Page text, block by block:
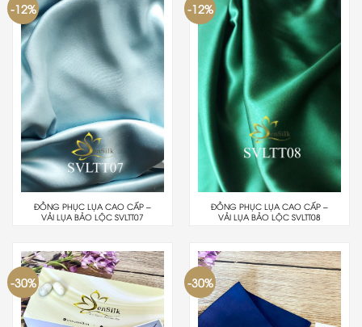
-12%
ĐỒNG PHỤC LỤA CAO CẤP –
VẢI LỤA BẢO LỘC SVLTT07
-12%
ĐỒNG PHỤC LỤA CAO CẤP –
VẢI LỤA BẢO LỘC SVLTT08
-30% -30%